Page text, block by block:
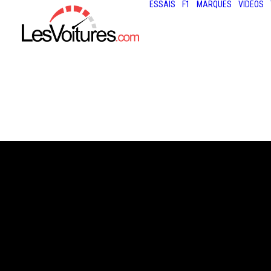
ESSAIS F1 MARQUES VIDÉOS